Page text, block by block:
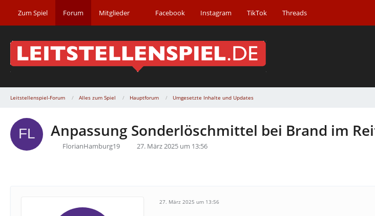
Zum Spiel Forum Mitglieder Facebook Instagram TikTok Threads
Leitstellenspiel-Forum Alles zum Spiel Hauptforum Umgesetzte Inhalte und Updates
Anpassung Sonderlöschmittel bei Brand im
FlorianHamburg19 27. März 2025 um 13:56
27. März 2025 um 13:56